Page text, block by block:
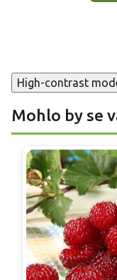
High-contrast
Mohlo by se